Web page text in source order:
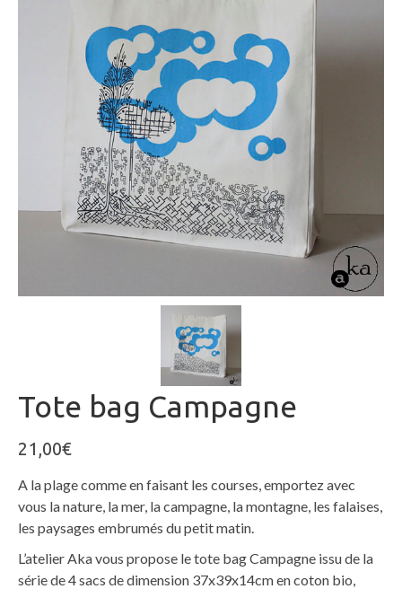
Tote bag Campagne
21,00€
A la plage comme en faisant les courses, emportez avec
vous la nature, la mer, la campagne, la montagne, les falaises,
les paysages embrumés du petit matin.
L’atelier Aka vous propose le tote bag Campagne issu de la
série de 4 sacs de dimension 37x39x14cm en coton bio,